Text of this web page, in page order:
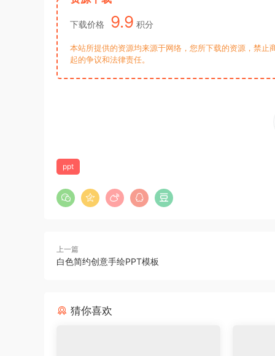
下载价格 9.9 积分
本站所提供的资源均来源于网络，您所下载的资源，禁
起的争议和法律责任。
ppt
上一篇
白色简约创意手绘PPT模板
猜你喜欢